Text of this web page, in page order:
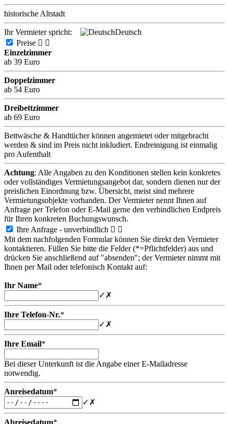
historische Altstadt
Ihr Vermieter spricht:
Deutsch
Preise  
Einzelzimmer
ab 39 Euro
Doppelzimmer
ab 54 Euro
Dreibettzimmer
ab 69 Euro
Bettwäsche & Handtücher können angemietet oder mitgebracht
werden & sind im Preis nicht inkludiert. Endreinigung ist einmalig
pro Aufenthalt
Achtung: Alle Angaben zu den Konditionen stellen kein konkretes
oder vollständiges Vermietungsangebot dar, sondern dienen nur der
preislichen Einordnung bzw. Übersicht, meist sind mehrere
Vermietungsobjekte vorhanden. Der Vermieter nennt Ihnen auf
Anfrage per Telefon oder E-Mail gerne den verbindlichen Endpreis
für Ihren konkreten Buchungswunsch.
Ihre Anfrage - unverbindlich  
Mit dem nachfolgenden Formular können Sie direkt den Vermieter
kontaktieren. Füllen Sie bitte die Felder (*=Pflichtfelder) aus und
drücken Sie anschließend auf "absenden"; der Vermieter nimmt mit
Ihnen per Mail oder telefonisch Kontakt auf:
Ihr Name*
✓ ✗
Ihre Telefon-Nr.*
✓ ✗
Ihre Email*
Bei dieser Unterkunft ist die Angabe einer E-Mailadresse
notwendig.
Anreisedatum*
✓ ✗
Abreisedatum*